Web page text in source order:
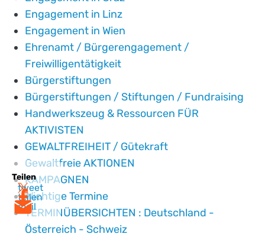
Teilen
tweet
teilen
mail
Engagement in Linz
Engagement in Wien
Ehrenamt / Bürgerengagement /
Freiwilligentätigkeit
Bürgerstiftungen
Bürgerstiftungen / Stiftungen / Fundraising
Handwerkszeug & Ressourcen FÜR
AKTIVISTEN
GEWALTFREIHEIT / Gütekraft
Gewaltfreie AKTIONEN
KAMPAGNEN
Wichtige Termine
TERMINÜBERSICHTEN : Deutschland -
Österreich - Schweiz